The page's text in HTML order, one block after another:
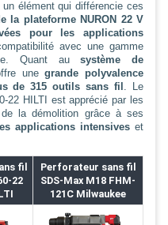
élément qui différencie ces
la plateforme NURON 22 V
pour les applications
avec une gamme
Quant ausystème de
unegrande polyvalence
de 315 outils sans fil . Le
22 HILTI est apprécié par les
la démolition grâce à ses
applications intensives et
fil
22
Perforateur sans fil
SDS-Max M18 FHM-
121C Milwaukee